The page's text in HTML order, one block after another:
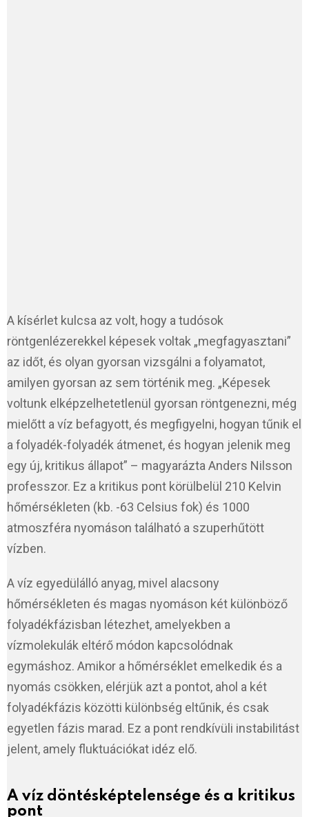
A kísérlet kulcsa az volt, hogy a tudósok
röntgenlézerekkel képesek voltak „megfagyasztani”
az időt, és olyan gyorsan vizsgálni a folyamatot,
amilyen gyorsan az sem történik meg. „Képesek
voltunk elképzelhetetlenül gyorsan röntgenezni, még
mielőtt a víz befagyott, és megfigyelni, hogyan tűnik el
a folyadék-folyadék átmenet, és hogyan jelenik meg
egy új, kritikus állapot” – magyarázta Anders Nilsson
professzor. Ez a kritikus pont körülbelül 210 Kelvin
hőmérsékleten (kb. -63 Celsius fok) és 1000
atmoszféra nyomáson található a szuperhűtött
vízben.
A víz egyedülálló anyag, mivel alacsony
hőmérsékleten és magas nyomáson két különböző
folyadékfázisban létezhet, amelyekben a
vízmolekulák eltérő módon kapcsolódnak
egymáshoz. Amikor a hőmérséklet emelkedik és a
nyomás csökken, elérjük azt a pontot, ahol a két
folyadékfázis közötti különbség eltűnik, és csak
egyetlen fázis marad. Ez a pont rendkívüli instabilitást
jelent, amely fluktuációkat idéz elő.
A víz döntésképtelensége és a kritikus
pont